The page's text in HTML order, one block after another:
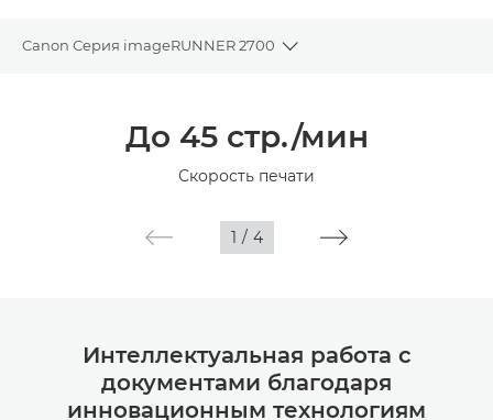
Canon Серия imageRUNNER 2700
Toggle breadcrumbs
Технические характеристики
До 45 стр./мин
Скорость печати
1 / 4
Интеллектуальная работа с
документами благодаря
инновационным технологиям